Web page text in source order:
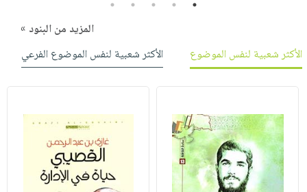
1
2
3
4
5
المزيد من البنود »
الأكثر شعبية لنفس الموضوع
الأكثر شعبية لنفس الموضوع الفرعي